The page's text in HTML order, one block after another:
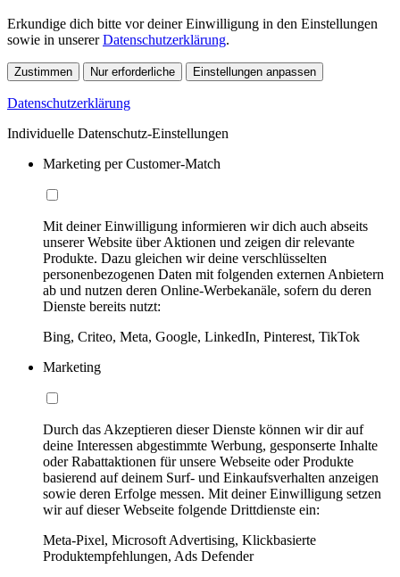
Erkundige dich bitte vor deiner Einwilligung in den Einstellungen
sowie in unsererDatenschutzerklärung.
Zustimmen Nur erforderliche Einstellungen anpassen
Datenschutzerklärung
Individuelle Datenschutz-Einstellungen
Marketing per Customer-Match
Mit deiner Einwilligung informieren wir dich auch abseits
unserer Website über Aktionen und zeigen dir relevante
Produkte. Dazu gleichen wir deine verschlüsselten
personenbezogenen Daten mit folgenden externen Anbietern
ab und nutzen deren Online-Werbekanäle, sofern du deren
Dienste bereits nutzt:
Bing, Criteo, Meta, Google, LinkedIn, Pinterest, TikTok
Marketing
Durch das Akzeptieren dieser Dienste können wir dir auf
deine Interessen abgestimmte Werbung, gesponserte Inhalte
oder Rabattaktionen für unsere Webseite oder Produkte
basierend auf deinem Surf- und Einkaufsverhalten anzeigen
sowie deren Erfolge messen. Mit deiner Einwilligung setzen
wir auf dieser Webseite folgende Drittdienste ein:
Meta-Pixel, Microsoft Advertising, Klickbasierte
Produktempfehlungen, Ads Defender